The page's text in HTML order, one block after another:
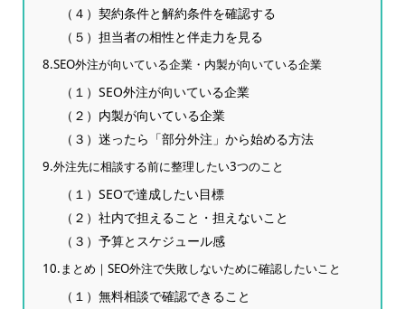
（４）契約条件と解約条件を確認する
（５）担当者の相性と伴走力を見る
8.SEO外注が向いている企業・内製が向いている企業
（１）SEO外注が向いている企業
（２）内製が向いている企業
（３）迷ったら「部分外注」から始める方法
9.外注先に相談する前に整理したい3つのこと
（１）SEOで達成したい目標
（２）社内で担えること・担えないこと
（３）予算とスケジュール感
10.まとめ｜SEO外注で失敗しないために確認したいこと
（１）無料相談で確認できること